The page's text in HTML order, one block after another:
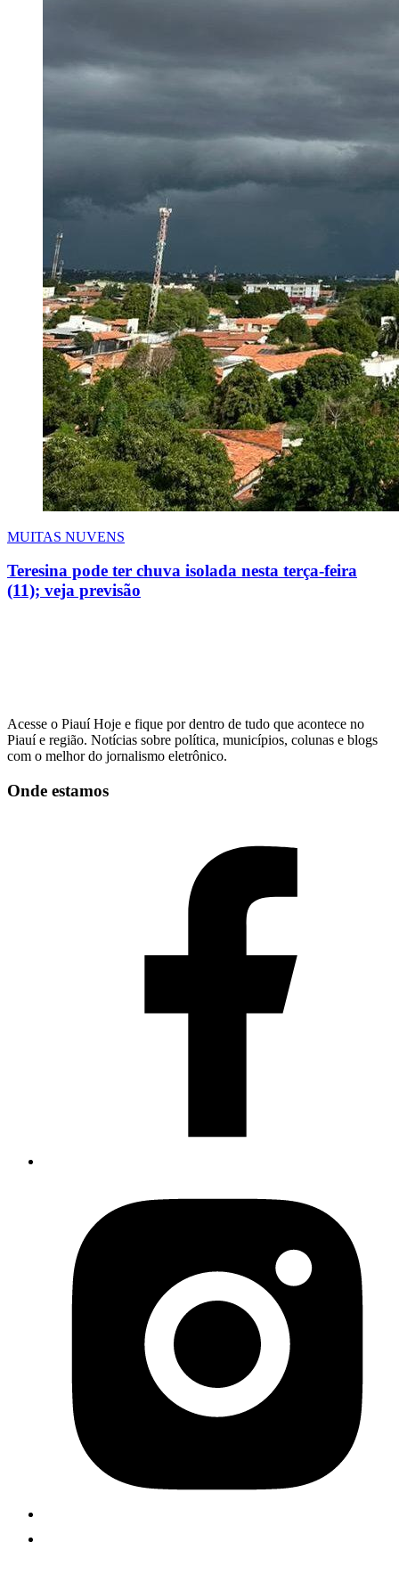
MUITAS NUVENS
Teresina pode ter chuva isolada nesta terça-feira
(11); veja previsão
Acesse o Piauí Hoje e fique por dentro de tudo que acontece no
Piauí e região. Notícias sobre política, municípios, colunas e blogs
com o melhor do jornalismo eletrônico.
Onde estamos